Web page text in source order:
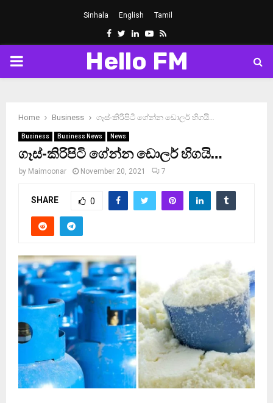
Sinhala English Tamil
Facebook
Twitter
LinkedinYoutube
Rss
PRIMARY
Hello FM
Home Business ගෑස්-කිරිපිටි ගේන්න ඩොලර් හිගයි…
Business Business News News
ගෑස්-කිරිපිටි ගේන්න ඩොලර් හිගයි…
by Maimoonar November 20, 2021 7
SHARE 0